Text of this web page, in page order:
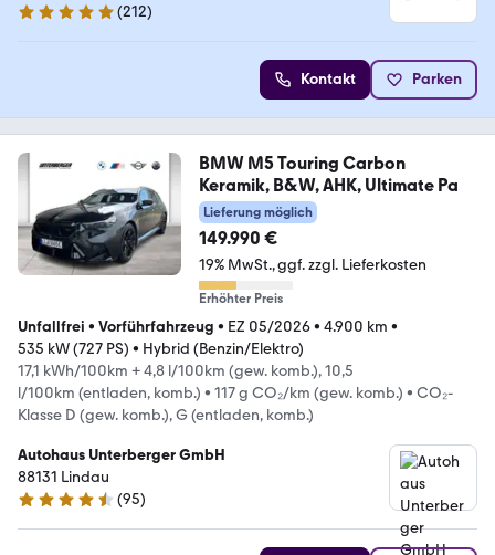
4.8 Sterne
(212)
Kontakt Parken
BMW M5 Touring Carbon
Keramik, B&W, AHK, Ultimate Pa
Lieferung möglich
149.990 €
19% MwSt. ggf. zzgl. Lieferkosten
Erhöhter Preis
Unfallfrei • Vorführfahrzeug • EZ 05/2026• 4.900 km •
535 kW (727 PS) • Hybrid (Benzin/Elektro)
17,1 kWh/100km + 4,8 l/100km (gew. komb.), 10,5
l/100km (entladen, komb.) • 117 g CO₂/km (gew. komb.) • CO₂-
Klasse D (gew. komb.), G (entladen, komb.)
Autohaus Unterberger GmbH
88131 Lindau
4.4 Sterne
(95)